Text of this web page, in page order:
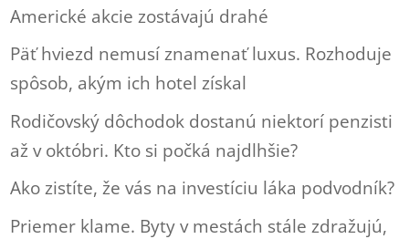
Americké akcie zostávajú drahé
Päť hviezd nemusí znamenať luxus. Rozhoduje
spôsob, akým ich hotel získal
Rodičovský dôchodok dostanú niektorí penzisti
až v októbri. Kto si počká najdlhšie?
Ako zistíte, že vás na investíciu láka podvodník?
Priemer klame. Byty v mestách stále zdražujú,